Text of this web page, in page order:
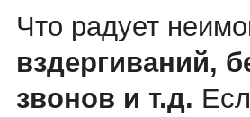
Что радует
вздергиваний,
звонов и т.д.